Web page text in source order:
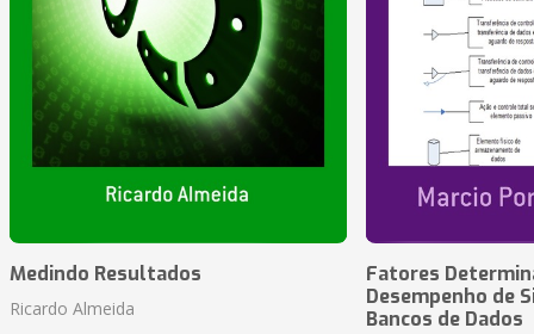
Medindo Resultados
Ricardo Almeida
Fatores
Desempenho de
Bancos de Dados